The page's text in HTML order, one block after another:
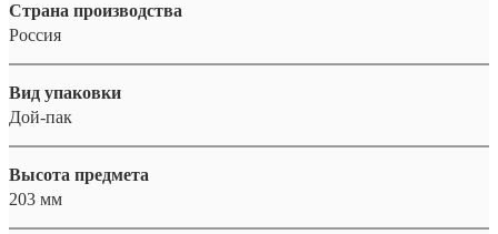
Страна производства
Россия
Вид упаковки
Дой-пак
Высота предмета
203 мм